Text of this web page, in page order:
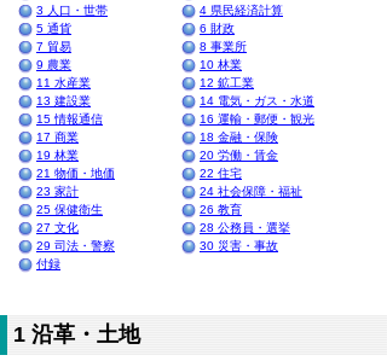
3 人口・世帯
4 県民経済計算
5 通貨
6 財政
7 貿易
8 事業所
9 農業
10 林業
11 水産業
12 鉱工業
13 建設業
14 電気・ガス・水道
15 情報通信
16 運輸・郵便・観光
17 商業
18 金融・保険
19 林業
20 労働・賃金
21 物価・地価
22 住宅
23 家計
24 社会保障・福祉
25 保健衛生
26 教育
27 文化
28 公務員・選挙
29 司法・警察
30 災害・事故
付録
1 沿革・土地